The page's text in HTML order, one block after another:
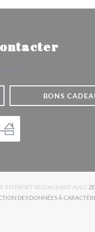
BONS
INTERNET RESTAURANT AVEC
DES DONNÉES À
((OUVRE UNE